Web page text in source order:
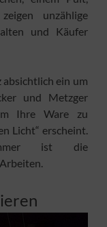
unzählige
und Käufer
absichtlich ein um
und Metzger
Ihre Ware zu
Licht“ erscheint.
ist die